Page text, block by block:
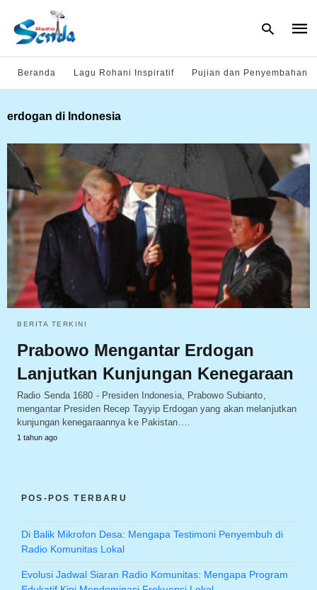
and
hit
Beranda Lagu Rohani Inspiratif Pujian dan Penyembahan
erdogan di Indonesia
BERITA TERKINI
Prabowo Mengantar Erdogan
Lanjutkan Kunjungan Kenegaraan
Radio Senda 1680 - Presiden Indonesia, Prabowo Subianto,
mengantar Presiden Recep Tayyip Erdogan yang akan melanjutkan
kunjungan kenegaraannya ke Pakistan.…
1 tahun ago
POS-POS TERBARU
Di Balik Mikrofon Desa: Mengapa Testimoni Penyembuh di
Radio Komunitas Lokal
Evolusi Jadwal Siaran Radio Komunitas: Mengapa Program